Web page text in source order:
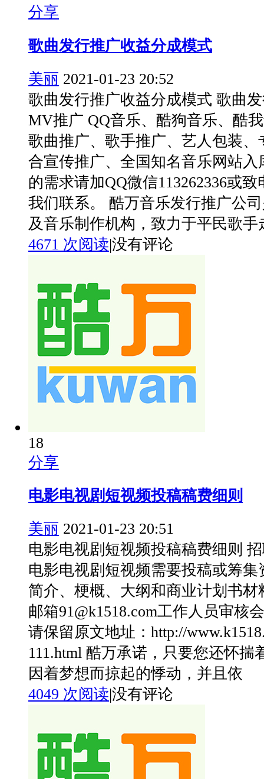
分享
歌曲发行推广收益分成模式
美丽 2021-01-23 20:52
歌曲发行推广收益分成模式 歌曲
MV推广 QQ音乐、酷狗音乐、酷
歌曲推广、歌手推广、艺人包装、
合宣传推广、全国知名音乐网站入
的需求请加QQ微信113262336或致
我们联系。 酷万音乐发行推广公
及音乐制作机构，致力于平民歌手
4671 次阅读|没有评论
18
分享
电影电视剧短视频投稿稿费细则
美丽 2021-01-23 20:51
电影电视剧短视频投稿稿费细则
电影电视剧短视频需要投稿或筹
简介、梗概、大纲和商业计划书
邮箱91@k1518.com工作人员审核
请保留原文地址：http://
111.html 酷万承诺，只要您还怀揣
因着梦想而掠起的悸动，并且依
4049 次阅读|没有评论